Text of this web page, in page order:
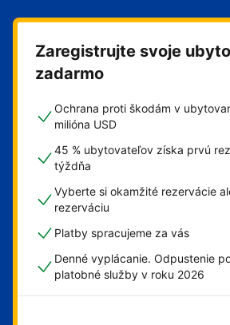
Zaregistrujte svoje
zadarmo
Ochrana proti škodám v
milióna USD
45 % ubytovateľov získa prvú
týždňa
Vyberte si okamžité rezervácie
rezerváciu
Platby spracujeme za vás
Denné vyplácanie. Odpustenie
platobné služby v roku 2026